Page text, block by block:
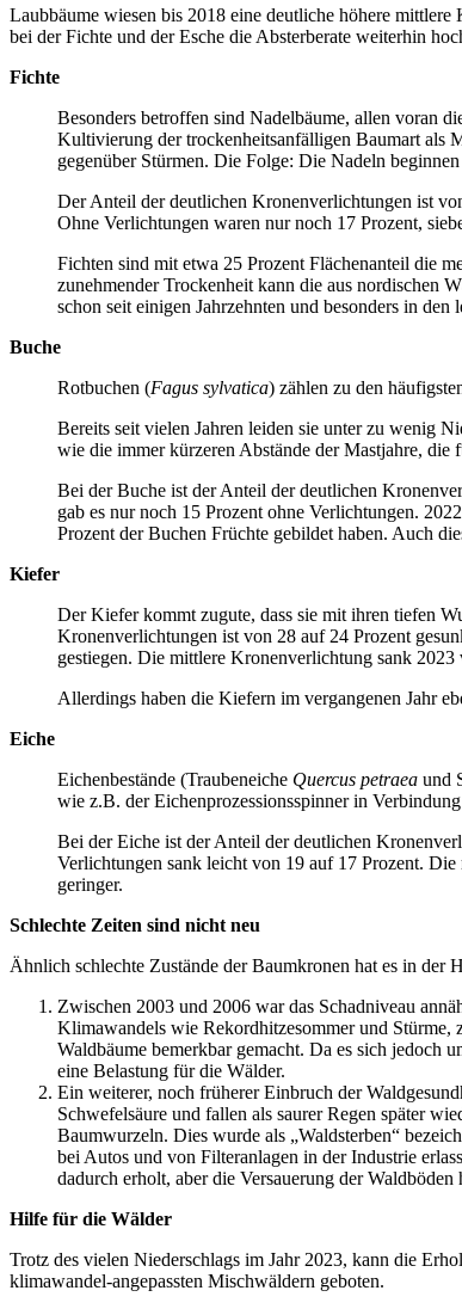
Laubbäume wiesen bis 2018 eine deutliche höhere
bei der Fichte und der Esche die Absterberate weiterhin
Fichte
Besonders betroffen sind Nadelbäume, allen voran
Kultivierung der trockenheitsanfälligen Baumart als
gegenüber Stürmen. Die Folge: Die Nadeln
Der Anteil der deutlichen Kronenverlichtungen ist
Ohne Verlichtungen waren nur noch 17 Prozent,
Fichten sind mit etwa 25 Prozent Flächenanteil die
zunehmender Trockenheit kann die aus nordischen
schon seit einigen Jahrzehnten und besonders in
Buche
Rotbuchen (Fagus sylvatica) zählen zu den
Bereits seit vielen Jahren leiden sie unter zu wenig
wie die immer kürzeren Abstände der Mastjahre, die
Bei der Buche ist der Anteil der deutlichen
gab es nur noch 15 Prozent ohne Verlichtungen.
Prozent der Buchen Früchte gebildet haben. Auch
Kiefer
Der Kiefer kommt zugute, dass sie mit ihren tiefen
Kronenverlichtungen ist von 28 auf 24 Prozent
gestiegen. Die mittlere Kronenverlichtung sank
Allerdings haben die Kiefern im vergangenen Jahr
Eiche
Eichenbestände (Traubeneiche Quercus petraea und
wie z.B. der Eichenprozessionsspinner in
Bei der Eiche ist der Anteil der deutlichen
Verlichtungen sank leicht von 19 auf 17 Prozent.
geringer.
Schlechte Zeiten sind nicht neu
Ähnlich schlechte Zustände der Baumkronen hat es in der
Zwischen 2003 und 2006 war das Schadniveau
Klimawandels wie Rekordhitzesommer und Stürme,
Waldbäume bemerkbar gemacht. Da es sich jedoch
eine Belastung für die Wälder.
Ein weiterer, noch früherer Einbruch der
Schwefelsäure und fallen als saurer Regen später
Baumwurzeln. Dies wurde als „Waldsterben“
bei Autos und von Filteranlagen in der Industrie
dadurch erholt, aber die Versauerung der
Hilfe für die Wälder
Trotz des vielen Niederschlags im Jahr 2023, kann die
klimawandel-angepassten Mischwäldern geboten.